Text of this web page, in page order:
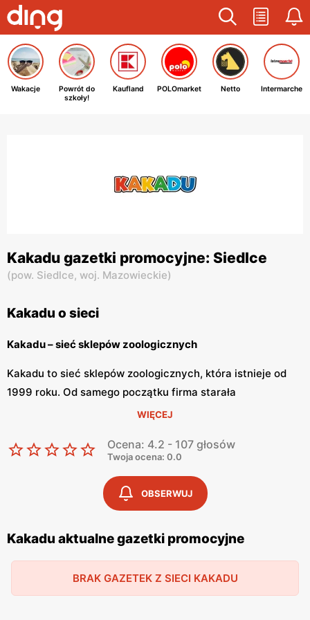
Wakacje
Powrót do
szkoły!
Kaufland POLOmarket Netto Intermarche
Kakadu gazetki promocyjne: Siedlce
(pow. Siedlce, woj. Mazowieckie)
Kakadu o sieci
Kakadu – sieć sklepów zoologicznych
Kakadu to sieć sklepów zoologicznych, która istnieje od
1999 roku. Od samego początku firma starała
się stworzyć sieć sklepów zoologicznych w całej Polsce.
sklep internetowy. Marka zyskała zaufanie klientów, którzy
przyznali sieci tytuł „Dobrej Marki”.
Kakadu – wszystko dla zwierząt
sklepie znajdziemy wysokiej jakości karmy dla
psów, kotów i innych zwierząt, których nie znajdziemy w
innych dyskontach. Dodatkowo na
sklepowych półkach znajdziemy przysmaki i akcesoria dla
WIĘCEJ
Ocena: 4.2 - 107 głosów
Twoja ocena: 0.0
OBSERWUJ
Kakadu aktualne gazetki promocyjne
BRAK GAZETEK Z SIECI KAKADU